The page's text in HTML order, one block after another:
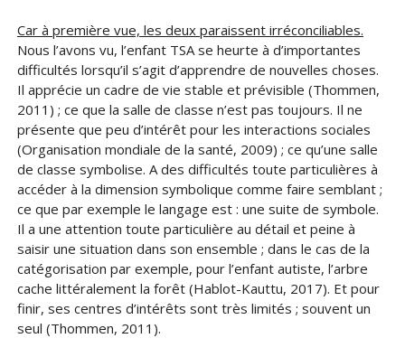
Car à première vue, les deux paraissent irréconciliables.
Nous l’avons vu, l’enfant TSA se heurte à d’importantes
difficultés lorsqu’il s’agit d’apprendre de nouvelles choses.
Il apprécie un cadre de vie stable et prévisible (Thommen,
2011) ; ce que la salle de classe n’est pas toujours. Il ne
présente que peu d’intérêt pour les interactions sociales
(Organisation mondiale de la santé, 2009) ; ce qu’une salle
de classe symbolise. A des difficultés toute particulières à
accéder à la dimension symbolique comme faire semblant ;
ce que par exemple le langage est : une suite de symbole.
Il a une attention toute particulière au détail et peine à
saisir une situation dans son ensemble ; dans le cas de la
catégorisation par exemple, pour l’enfant autiste, l’arbre
cache littéralement la forêt (Hablot-Kauttu, 2017). Et pour
finir, ses centres d’intérêts sont très limités ; souvent un
seul (Thommen, 2011).